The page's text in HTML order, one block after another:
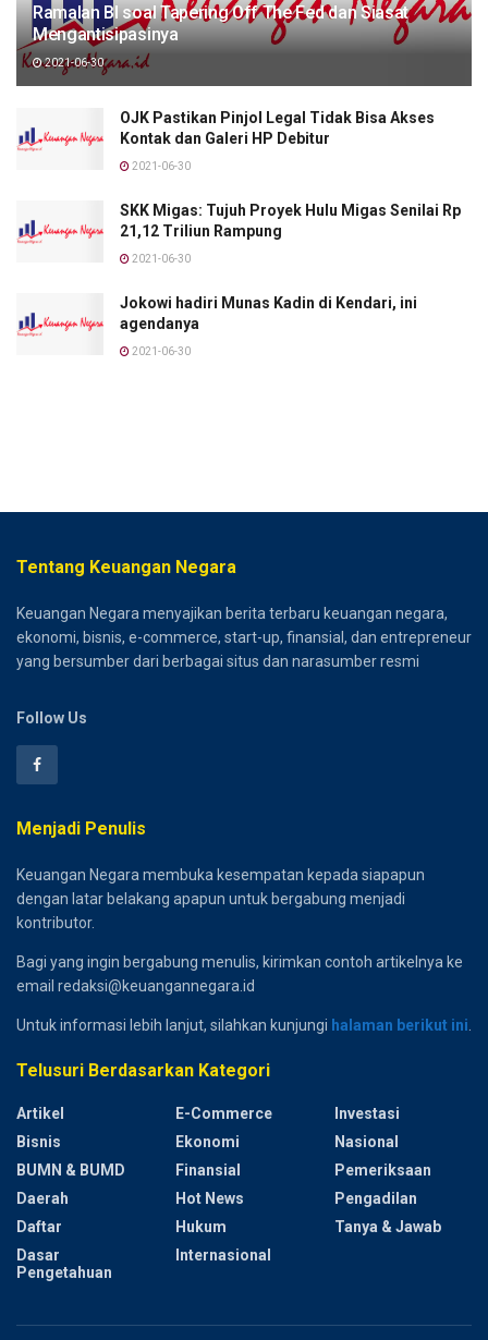
Ramalan BI soal Tapering Off The Fed dan Siasat
Mengantisipasinya
2021-06-30
OJK Pastikan Pinjol Legal Tidak Bisa Akses
Kontak dan Galeri HP Debitur
2021-06-30
SKK Migas: Tujuh Proyek Hulu Migas Senilai Rp
21,12 Triliun Rampung
2021-06-30
Jokowi hadiri Munas Kadin di Kendari, ini
agendanya
2021-06-30
Tentang Keuangan Negara
Keuangan Negara menyajikan berita terbaru keuangan negara,
ekonomi, bisnis, e-commerce, start-up, finansial, dan entrepreneur
yang bersumber dari berbagai situs dan narasumber resmi
Follow Us
Menjadi Penulis
Keuangan Negara membuka kesempatan kepada siapapun
dengan latar belakang apapun untuk bergabung menjadi
kontributor.
Bagi yang ingin bergabung menulis, kirimkan contoh artikelnya ke
email redaksi@keuangannegara.id
Untuk informasi lebih lanjut, silahkan kunjungi halaman berikut ini
Telusuri Berdasarkan Kategori
Artikel
Bisnis
BUMN & BUMD
Daerah
Daftar
Dasar
Pengetahuan
E-Commerce
Ekonomi
Finansial
Hot News
Hukum
Internasional
Investasi
Nasional
Pemeriksaan
Pengadilan
Tanya & Jawab